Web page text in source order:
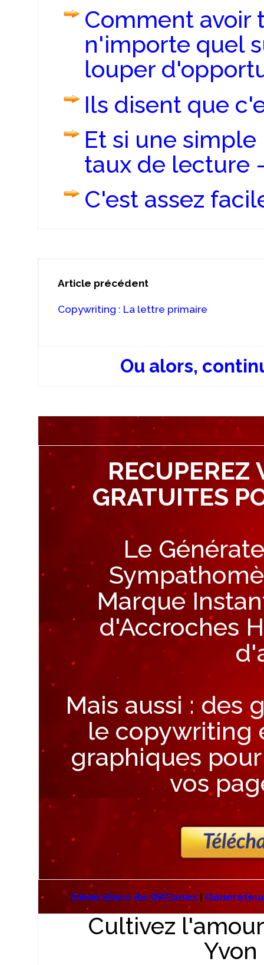
Comment avoir
n'importe quel
louper
Ils disent que
Et si une
taux de lecture
C'est assez
Article précédent
Copywriting : La lettre primaire
Ou alors,
RECUPEREZ
GRATUITES
Le
Marque
d'Accroches
Mais aussi : des
le copywriting
graphiques
vos
Générateur de QRCodes |
Cultivez
Yvon